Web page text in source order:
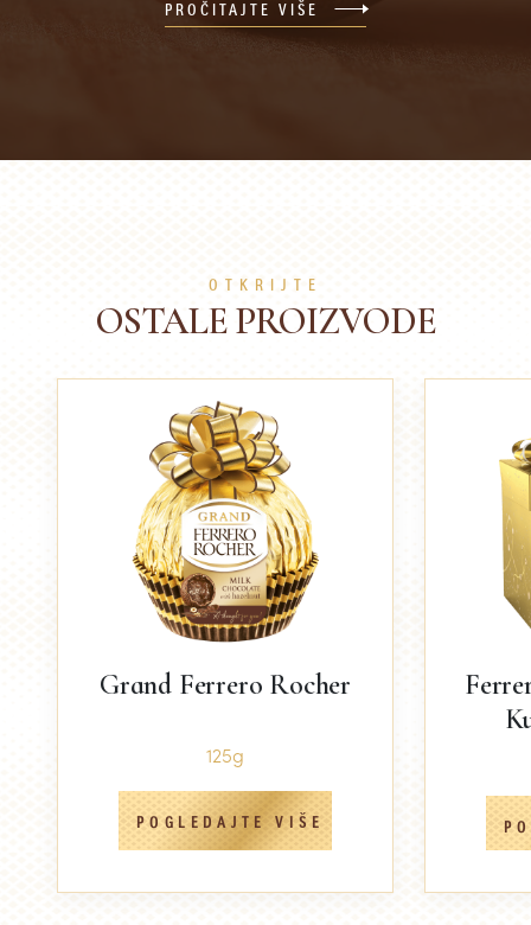
PROČITAJTE VIŠE
OTKRIJTE
OSTALE PROIZVODE
Grand Ferrero Rocher
125g
POGLEDAJTE VIŠE